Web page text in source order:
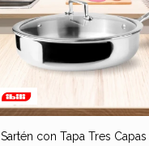
Sartén con Tapa Tres